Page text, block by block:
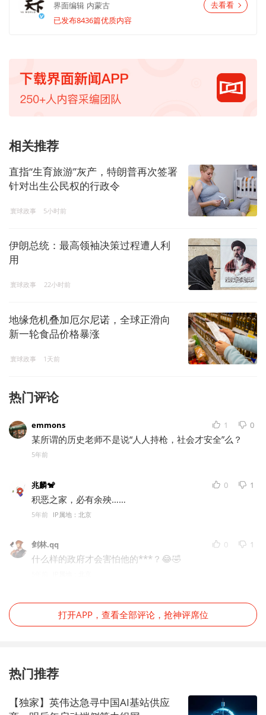
界面编辑 内蒙古
已发布8436篇优质内容
去看看
相关推荐
直指“生育旅游”灰产，特朗普再次签署
针对出生公民权的行政令
寰球政事 5小时前
伊朗总统：最高领袖决策过程遭人利
用
寰球政事 22小时前
地缘危机叠加厄尔尼诺，全球正滑向
新一轮食品价格暴涨
寰球政事 1天前
热门评论
emmons 1 0
某所谓的历史老师不是说“人人持枪，社会才安全”么？
5年前
兆麟🐒 0 1
积恶之家，必有余殃……
5年前 IP属地：北京
剑林.qq 0 1
什么样的政府才会害怕他的***？😂🤣
打开APP，查看全部评论，抢神评席位
热门推荐
【独家】英伟达急寻中国AI基站供应